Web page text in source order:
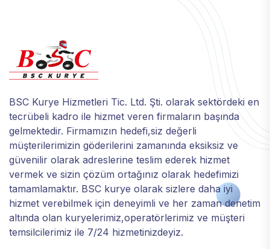
BSC Kurye Hizmetleri Tic. Ltd. Şti. olarak sektördeki en
tecrübeli kadro ile hizmet veren firmaların başında
gelmektedir. Firmamızın hedefi,siz değerli
müşterilerimizin göderilerini zamanında eksiksiz ve
güvenilir olarak adreslerine teslim ederek hizmet
vermek ve sizin çözüm ortağınız olarak hedefimizi
tamamlamaktır. BSC kurye olarak sizlere daha iyi
hizmet verebilmek için deneyimli ve her zaman denetim
altında olan kuryelerimiz,operatörlerimiz ve müşteri
temsilcilerimiz ile 7/24 hizmetinizdeyiz.